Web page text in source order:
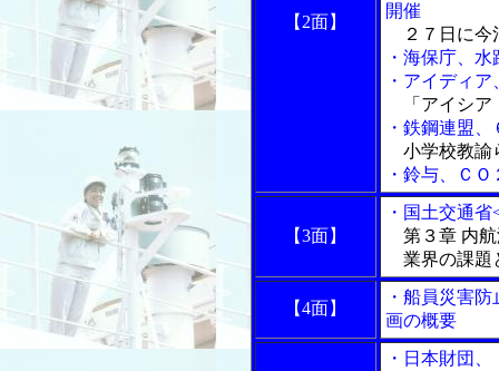
【2面】
開催
２７日に今
・海保庁、
・アイディ
「アイシア
・鉄鋼連盟
小学校教諭
・鈴与、Ｃ
【3面】
・国土交通
第３章 内航
業界の課題
【4面】
・船員災害
画の概要
・日本財団